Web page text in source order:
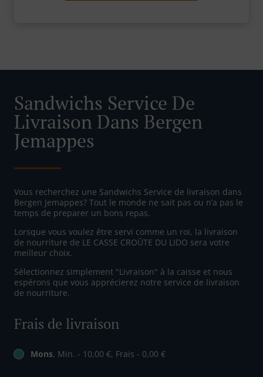
Sandwichs Service De
Livraison Dans Bergen
Jemappes
Vous recherchez une Sandwichs Service de livraison dans
Bergen Jemappes? Tout le monde ne sait pas ou n’a pas le
temps de preparer un bons repas.
Lorsque vous voulez être servi comme un roi, la livraison
de nourriture de LE CASSE CROÛTE DU LIDO sera votre
meilleur choix.
Sélectionnez simplement "Livraison" à la caisse et nous
espérons que vous apprécierez notre service de livraison
de nourriture.
Frais de livraison
Mons, Min. - 10,00 €, Frais - 0,00 €